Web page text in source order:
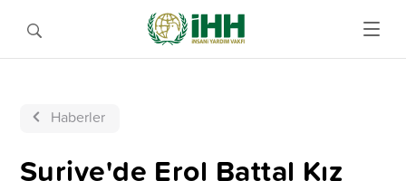
Haberler
Suriye'de Erol Battal Kız